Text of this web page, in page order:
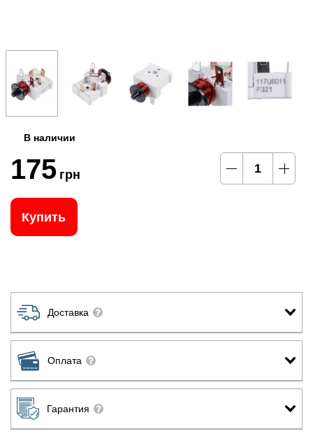
В наличии
175 грн
Купить
Доставка
Оплата
Гарантия